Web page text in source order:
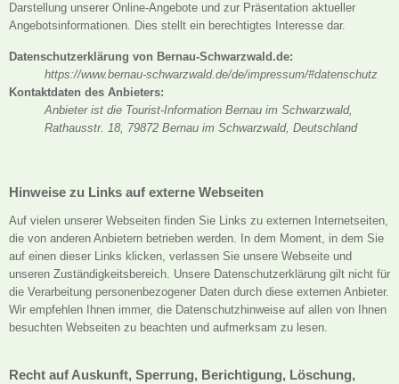
Darstellung unserer Online-Angebote und zur Präsentation aktueller
Angebotsinformationen. Dies stellt ein berechtigtes Interesse dar.
Datenschutzerklärung von Bernau-Schwarzwald.de:
https://www.bernau-schwarzwald.de/de/impressum/#datenschutz
Kontaktdaten des Anbieters:
Anbieter ist die Tourist-Information Bernau im Schwarzwald,
Rathausstr. 18, 79872 Bernau im Schwarzwald, Deutschland
Hinweise zu Links auf externe Webseiten
Auf vielen unserer Webseiten finden Sie Links zu externen Internetseiten,
die von anderen Anbietern betrieben werden. In dem Moment, in dem Sie
auf einen dieser Links klicken, verlassen Sie unsere Webseite und
unseren Zuständigkeitsbereich. Unsere Datenschutzerklärung gilt nicht für
die Verarbeitung personenbezogener Daten durch diese externen Anbieter.
Wir empfehlen Ihnen immer, die Datenschutzhinweise auf allen von Ihnen
besuchten Webseiten zu beachten und aufmerksam zu lesen.
Recht auf Auskunft, Sperrung, Berichtigung, Löschung,